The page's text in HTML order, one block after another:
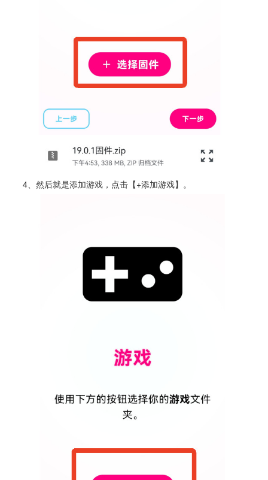
4、然后就是添加游戏，点击【+添加游戏】。